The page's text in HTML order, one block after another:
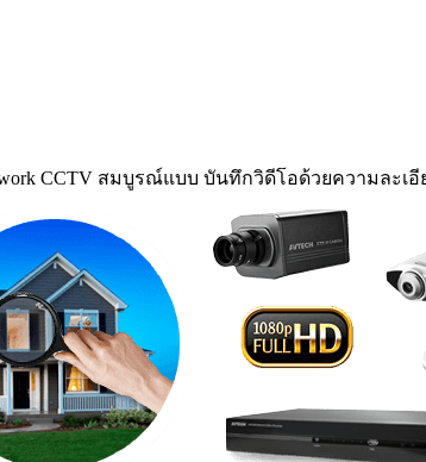
CCTV สมบูรณ์แบบ บันทึกวิดีโอด้วยความละเอี